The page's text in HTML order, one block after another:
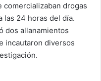
comercializaban drogas
las 24 horas del día.
dos allanamientos
incautaron diversos